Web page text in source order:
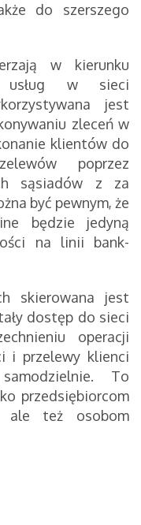
do szerszego
w kierunku
usług w sieci
jest
zleceń w
klientów do
poprzez
sąsiadów z za
być pewnym, że
będzie jedyną
na linii bank-
skierowana jest
dostęp do sieci
operacji
i przelewy klienci
To
przedsiębiorcom
ale też osobom